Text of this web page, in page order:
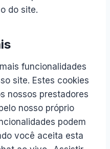
do site.
funcionalidades
site. Estes cookies
nossos prestadores
nosso próprio
podem
você aceita esta